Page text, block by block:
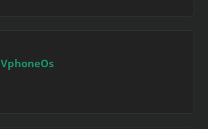
VphoneOs